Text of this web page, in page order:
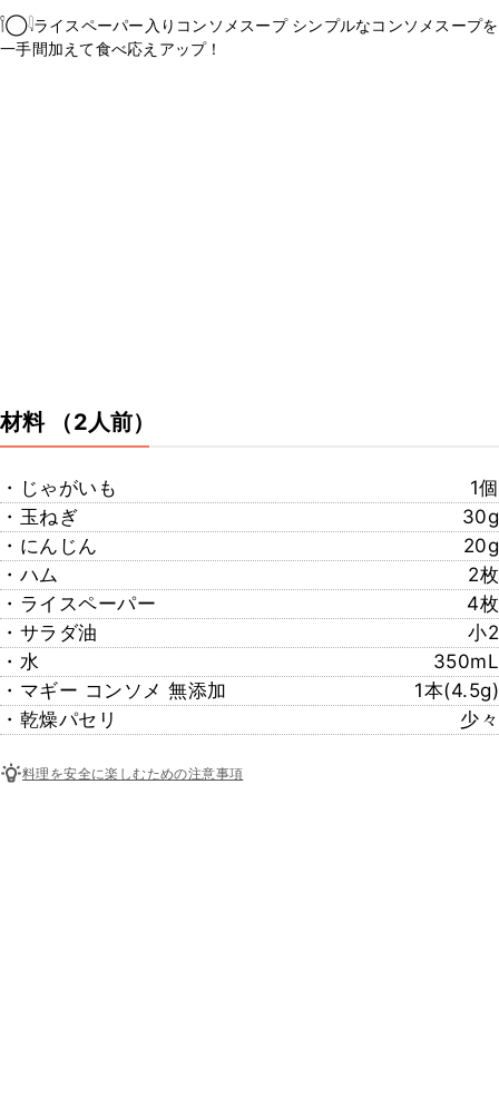
𓌉◯𓇋ライスペーパー入りコンソメスープ シンプルなコンソメスープを
一手間加えて食べ応えアップ！
材料 （2人前）
・じゃがいも
1個
・玉ねぎ
30g
・にんじん
20g
・ハム
2枚
・ライスペーパー
4枚
・サラダ油
小2
・水
350mL
・マギー コンソメ 無添加
1本(4.5g)
・乾燥パセリ
少々
料理を安全に楽しむための注意事項